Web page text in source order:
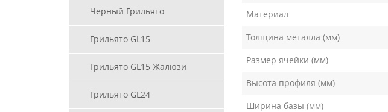
Черный Грильято
Грильято GL15
Грильято GL15 Жалюзи
Грильято GL24
Материал
Толщина металла (мм)
Размер ячейки (мм)
Высота профиля (мм)
Ширина базы (мм)